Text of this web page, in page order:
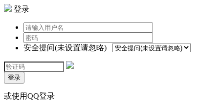
登录
安全提问(未设置请忽略)
登录
或使用QQ登录